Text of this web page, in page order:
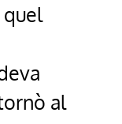
quel
al